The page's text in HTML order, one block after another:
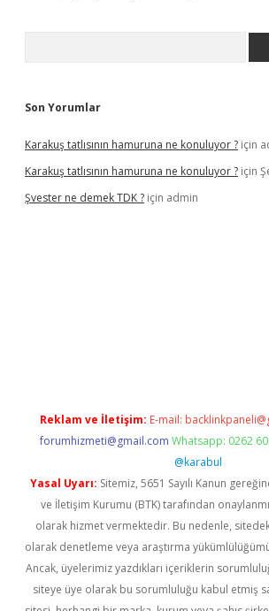
Son Yorumlar
Karakuş tatlısının hamuruna ne konuluyor ? için
Karakuş tatlısının hamuruna ne konuluyor ? için
Şvester ne demek TDK ? için admin
Reklam ve İletişim: E-mail:
forumhizmeti@gmail.com Whatsapp: 0262
@karabul
Yasal Uyarı: Sitemiz, 5651 Sayılı Kanun
ve İletişim Kurumu (BTK) tarafından
olarak hizmet vermektedir. Bu nedenle,
olarak denetleme veya araştırma
Ancak, üyelerimiz yazdıkları içeriklerin
siteye üye olarak bu sorumluluğu kabul etmiş